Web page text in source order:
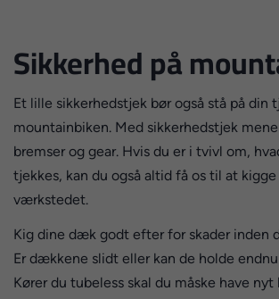
Sikkerhed på
Et lille sikkerhedstjek bør også stå på din
mountainbiken. Med sikkerhedstjek
bremser og gear. Hvis du er i tvivl om,
tjekkes, kan du også altid få os til at kigge
værkstedet.
Kig dine dæk godt efter for skader inden
Er dækkene slidt eller kan de holde
Kører du tubeless skal du måske have